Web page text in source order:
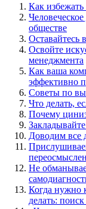
Как
обществе
Оставайтесь
Освойте
менеджмента
Как ваша
эффективно
Советы по
Что делать,
Почему
Доводим все
Не
Когда нужно
делать: поиск